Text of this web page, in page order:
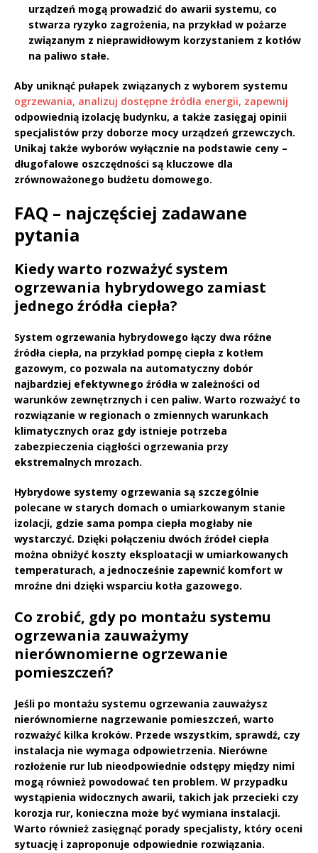
urządzeń mogą prowadzić do awarii systemu, co
stwarza ryzyko zagrożenia, na przykład w pożarze
związanym z nieprawidłowym korzystaniem z kotłów
na paliwo stałe.
Aby uniknąć pułapek związanych z wyborem systemu
ogrzewania, analizuj dostępne źródła energii, zapewnij
odpowiednią izolację budynku, a także zasięgaj opinii
specjalistów przy doborze mocy urządzeń grzewczych.
Unikaj także wyborów wyłącznie na podstawie ceny –
długofalowe oszczędności są kluczowe dla
zrównoważonego budżetu domowego.
FAQ – najczęściej zadawane
pytania
Kiedy warto rozważyć system
ogrzewania hybrydowego zamiast
jednego źródła ciepła?
System ogrzewania hybrydowego łączy dwa różne
źródła ciepła, na przykład pompę ciepła z kotłem
gazowym, co pozwala na automatyczny dobór
najbardziej efektywnego źródła w zależności od
warunków zewnętrznych i cen paliw. Warto rozważyć to
rozwiązanie w regionach o zmiennych warunkach
klimatycznych oraz gdy istnieje potrzeba
zabezpieczenia ciągłości ogrzewania przy
ekstremalnych mrozach.
Hybrydowe systemy ogrzewania są szczególnie
polecane w starych domach o umiarkowanym stanie
izolacji, gdzie sama pompa ciepła mogłaby nie
wystarczyć. Dzięki połączeniu dwóch źródeł ciepła
można obniżyć koszty eksploatacji w umiarkowanych
temperaturach, a jednocześnie zapewnić komfort w
mroźne dni dzięki wsparciu kotła gazowego.
Co zrobić, gdy po montażu systemu
ogrzewania zauważymy
nierównomierne ogrzewanie
pomieszczeń?
Jeśli po montażu systemu ogrzewania zauważysz
nierównomierne nagrzewanie pomieszczeń, warto
rozważyć kilka kroków. Przede wszystkim, sprawdź, czy
instalacja nie wymaga odpowietrzenia. Nierówne
rozłożenie rur lub nieodpowiednie odstępy między nimi
mogą również powodować ten problem. W przypadku
wystąpienia widocznych awarii, takich jak przecieki czy
korozja rur, konieczna może być wymiana instalacji.
Warto również zasięgnąć porady specjalisty, który oceni
sytuację i zaproponuje odpowiednie rozwiązania.